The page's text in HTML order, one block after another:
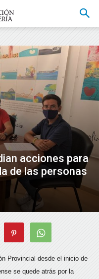
acciones para
de las personas
Provincial desde el inicio de
se quede atrás por la